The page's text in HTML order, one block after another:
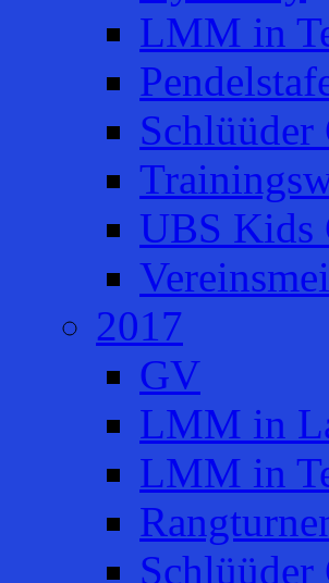
LMM in
Schlüüder
UBS Kids
2017
GV
LMM in
LMM in
Schlüüder